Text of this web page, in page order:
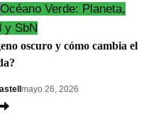
Océano Verde: Planeta,
y SbN
oscuro y cómo cambia el
mayo 26, 2026